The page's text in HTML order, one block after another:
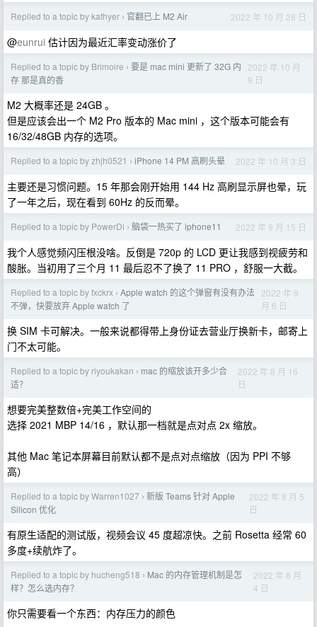
Replied to a topic by kathyer › 官翻已上 M2 Air 2022 年 10 月 28 日
@eunrui 估计因为最近汇率变动涨价了
Replied to a topic by Brimoire › 要是 mac mini 更新了 32G 内
存 那是真的香
2022 年 10 月
9 日
M2 大概率还是 24GB 。
但是应该会出一个 M2 Pro 版本的 Mac mini ，这个版本可能会有
16/32/48GB 内存的选项。
Replied to a topic by zhjh0521 › iPhone 14 PM 高刷头晕 2022 年 10 月 3 日
主要还是习惯问题。15 年那会刚开始用 144 Hz 高刷显示屏也晕，玩
了一年之后，现在看到 60Hz 的反而晕。
Replied to a topic by PowerDi › 脑袋一热买了 iphone11 2022 年 9 月 15 日
我个人感觉频闪压根没啥。反倒是 720p 的 LCD 更让我感到视疲劳和
酸胀。当初用了三个月 11 最后忍不了换了 11 PRO ，舒服一大截。
Replied to a topic by fxckrx › Apple watch 的这个弹窗有没有办法
不弹，快要放弃 Apple watch 了
2022 年 9
月 6 日
换 SIM 卡可解决。一般来说都得带上身份证去营业厅换新卡，邮寄上
门不太可能。
Replied to a topic by riyoukakan › mac 的缩放该开多少合
适？
2022 年 8 月 16
日
想要完美整数倍+完美工作空间的
选择 2021 MBP 14/16 ，默认那一档就是点对点 2x 缩放。
其他 Mac 笔记本屏幕目前默认都不是点对点缩放（因为 PPI 不够
高）
Replied to a topic by Warren1027 › 新版 Teams 针对 Apple
Silicon 优化
2022 年 8 月 5
日
有原生适配的测试版，视频会议 45 度超凉快。之前 Rosetta 经常 60
多度+续航炸了。
Replied to a topic by hucheng518 › Mac 的内存管理机制是怎
样？怎么选内存？
2022 年 8 月
4 日
你只需要看一个东西：内存压力的颜色